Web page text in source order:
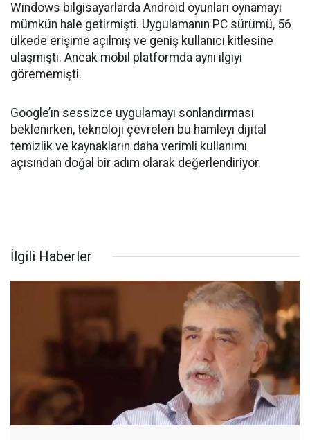
Windows bilgisayarlarda Android oyunları oynamayı
mümkün hale getirmişti. Uygulamanın PC sürümü, 56
ülkede erişime açılmış ve geniş kullanıcı kitlesine
ulaşmıştı. Ancak mobil platformda aynı ilgiyi
görememişti.
Google’ın sessizce uygulamayı sonlandırması
beklenirken, teknoloji çevreleri bu hamleyi dijital
temizlik ve kaynakların daha verimli kullanımı
açısından doğal bir adım olarak değerlendiriyor.
İlgili Haberler